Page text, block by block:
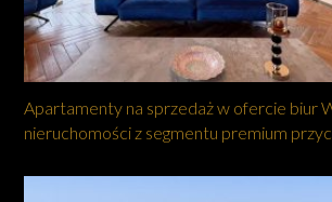
Apartamenty na sprzedaż w ofercie biur
nieruchomości z segmentu premium